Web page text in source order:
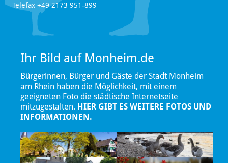
Telefax +49 2173 951-899
Ihr Bild auf Monheim.de
Bürgerinnen, Bürger und Gäste der Stadt Monheim
am Rhein haben die Möglichkeit, mit einem
geeigneten Foto die städtische Internetseite
mitzugestalten. HIER GIBT ES WEITERE FOTOS UND
INFORMATIONEN.